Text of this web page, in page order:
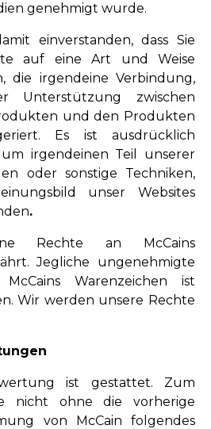
genehmigt wurde.
einverstanden, dass Sie
auf eine Art und Weise
die irgendeine Verbindung,
Unterstützung zwischen
und den Produkten
Es ist ausdrücklich
irgendeinen Teil unserer
oder sonstige Techniken,
unser Websites
.
Rechte an McCains
Jegliche ungenehmigte
Warenzeichen ist
Wir werden unsere Rechte
ist gestattet. Zum
nicht ohne die vorherige
von McCain folgendes